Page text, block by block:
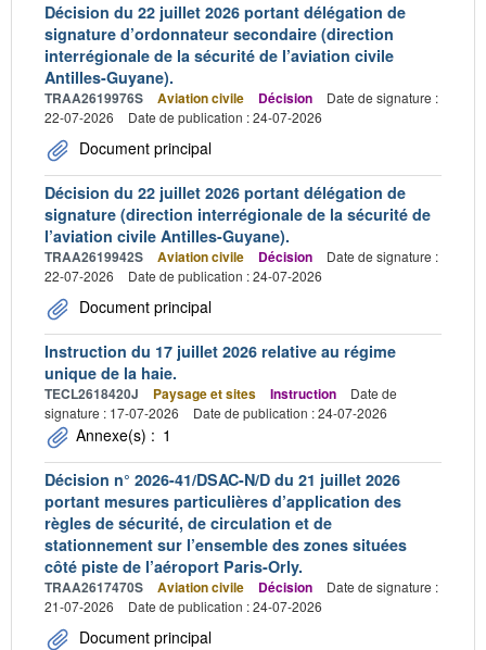
Décision du 22 juillet 2026 portant délégation de
signature d’ordonnateur secondaire (direction
interrégionale de la sécurité de l’aviation civile
Antilles-Guyane).
TRAA2619976S Aviation civile Décision
Date de signature :
22-07-2026
Date de publication : 24-07-2026
Document principal
Décision du 22 juillet 2026 portant délégation de
signature (direction interrégionale de la sécurité de
l’aviation civile Antilles-Guyane).
TRAA2619942S Aviation civile Décision
Date de signature :
22-07-2026
Date de publication : 24-07-2026
Document principal
Instruction du 17 juillet 2026 relative au régime
unique de la haie.
TECL2618420J Paysage et sites Instruction
Date de
signature : 17-07-2026
Date de publication : 24-07-2026
Annexe(s) : 1
Décision n° 2026-41/DSAC-N/D du 21 juillet 2026
portant mesures particulières d’application des
règles de sécurité, de circulation et de
stationnement sur l’ensemble des zones situées
côté piste de l’aéroport Paris-Orly.
TRAA2617470S Aviation civile Décision
Date de signature :
21-07-2026
Date de publication : 24-07-2026
Document principal